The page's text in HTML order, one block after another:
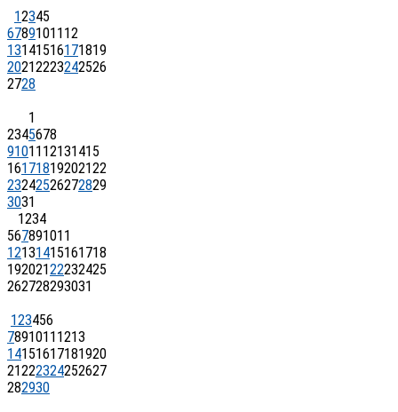
12345
6789101112
13141516171819
20212223242526
2728
1
2345678
9101112131415
16171819202122
23242526272829
3031
1234
567891011
12131415161718
19202122232425
262728293031
123456
78910111213
14151617181920
21222324252627
282930